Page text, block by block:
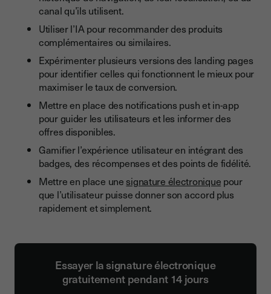
canal qu’ils utilisent.
Utiliser l’IA pour recommander des produits
complémentaires ou similaires.
Expérimenter plusieurs versions des landing pages
pour identifier celles qui fonctionnent le mieux pour
maximiser le taux de conversion.
Mettre en place des notifications push et in-app
pour guider les utilisateurs et les informer des
offres disponibles.
Gamifier l’expérience utilisateur en intégrant des
badges, des récompenses et des points de fidélité.
Mettre en place une signature électronique pour
que l’utilisateur puisse donner son accord plus
rapidement et simplement.
Essayer la signature électronique
gratuitement pendant 14 jours